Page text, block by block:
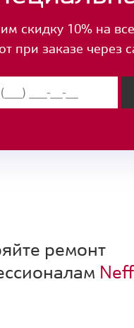
скидку 10% на
при заказе через
ремонт
Neff